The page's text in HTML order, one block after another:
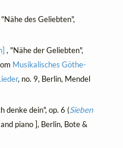
des Geliebten",
, "Nähe der Geliebten",
Musikalisches Göthe-
, no. 9, Berlin, Mendel
denke dein", op. 6 (Sieben
piano ], Berlin, Bote &